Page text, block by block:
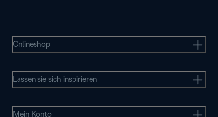
Onlineshop
Lassen sie sich inspirieren
Mein Konto